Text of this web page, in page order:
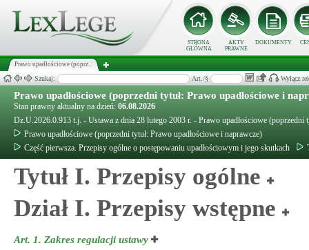
STRONA
GŁÓWNA
AKTY
PRAWNE
DOKUMENTY
Prawo upadłościowe (poprz...
Szukaj: Art./§ Wyłącz
Prawo upadłościowe (poprzedni tytuł: Prawo upadłościowe i
Stan prawny aktualny na dzień: 06.08.2026
Dz.U.2026.0.913 t.j. - Ustawa z dnia 28 lutego 2003 r. - Prawo upadłościowe (poprzedni
Prawo upadłościowe (poprzedni tytuł: Prawo upadłościowe i naprawcze)
Część pierwsza. Przepisy ogólne o postępowaniu upadłościowym i jego skutkach
Tytuł I. Przepisy ogólne
Dział I. Przepisy wstępne
Art. 1. Zakres regulacji ustawy